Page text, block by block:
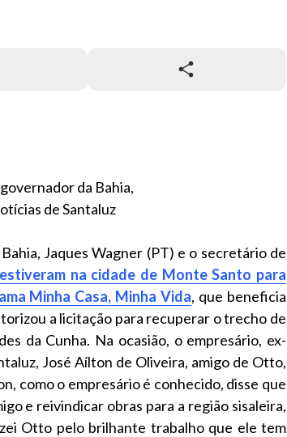
da Bahia,
de Santaluz
Jaques Wagner (PT) e o secretário de
estiveram na cidade de Monte Santo para
Minha Casa, Minha Vida, que beneficia
a licitação para recuperar o trecho de
da Cunha. Na ocasião, o empresário, ex-
José Aílton de Oliveira, amigo de Otto,
como o empresário é conhecido, disse que
e reivindicar obras para a região sisaleira,
Otto pelo brilhante trabalho que ele tem